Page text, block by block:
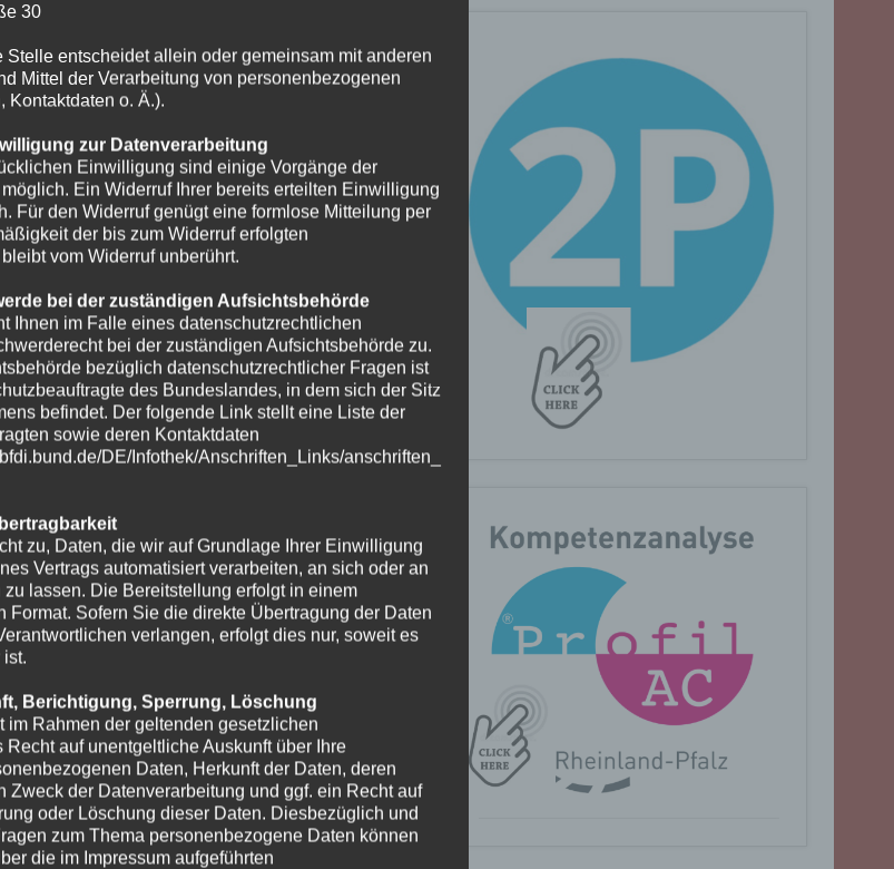
30
Stelle entscheidet allein oder gemeinsam mit anderen
Mittel der Verarbeitung von personenbezogenen
Kontaktdaten o. Ä.).
zur Datenverarbeitung
Einwilligung sind einige Vorgänge der
Ein Widerruf Ihrer bereits erteilten Einwilligung
Für den Widerruf genügt eine formlose Mitteilung per
der bis zum Widerruf erfolgten
vom Widerruf unberührt.
bei der zuständigen Aufsichtsbehörde
Ihnen im Falle eines datenschutzrechtlichen
bei der zuständigen Aufsichtsbehörde zu.
bezüglich datenschutzrechtlicher Fragen ist
des Bundeslandes, in dem sich der Sitz
befindet. Der folgende Link stellt eine Liste der
sowie deren Kontaktdaten
DE/Infothek/Anschriften_Links/anschriften_
zu, Daten, die wir auf Grundlage Ihrer Einwilligung
Vertrags automatisiert verarbeiten, an sich oder an
zu lassen. Die Bereitstellung erfolgt in einem
Format. Sofern Sie die direkte Übertragung der Daten
verlangen, erfolgt dies nur, soweit es
Berichtigung, Sperrung, Löschung
im Rahmen der geltenden gesetzlichen
Recht auf unentgeltliche Auskunft über Ihre
Daten, Herkunft der Daten, deren
Zweck der Datenverarbeitung und ggf. ein Recht auf
oder Löschung dieser Daten. Diesbezüglich und
zum Thema personenbezogene Daten können
die im Impressum aufgeführten